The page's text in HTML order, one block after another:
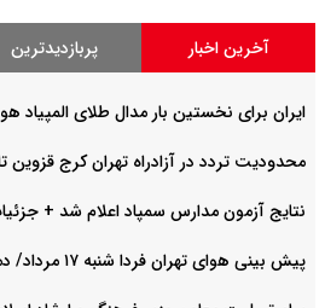
آخرین اخبار پربازدیدترین
ایران برای نخستین بار مدال طلای
محدودیت تردد در آزادراه تهران کرج قزوین تا ۲۰
نتایج آزمون مدارس سمپاد اعلام شد +
پیش بینی هوای تهران فردا شنبه ۱۷ مرداد/ دما کاهشی می شود